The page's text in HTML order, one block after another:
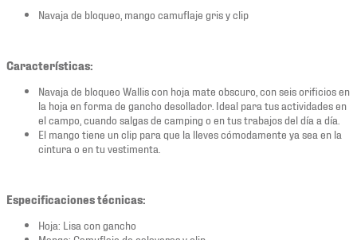
Navaja de bloqueo, mango camuflaje gris y clip
Características:
Navaja de bloqueo Wallis con hoja mate obscuro, con seis orificios en
la hoja en forma de gancho desollador. Ideal para tus actividades en
el campo, cuando salgas de camping o en tus trabajos del día a día.
El mango tiene un clip para que la lleves cómodamente ya sea en la
cintura o en tu vestimenta.
Especificaciones técnicas:
Hoja: Lisa con gancho